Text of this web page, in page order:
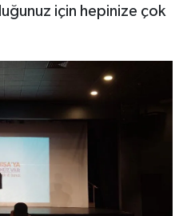
için hepinize çok